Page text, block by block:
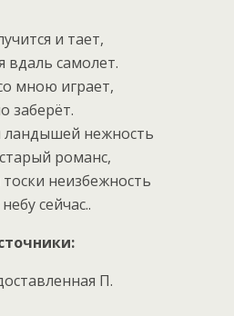
и тает,
вдаль самолет.
мною играет,
заберёт.
ландышей нежность
романс,
неизбежность
сейчас..
П.